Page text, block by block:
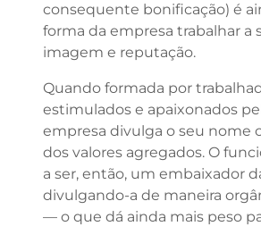
consequente bonificação) é
forma da empresa trabalhar a
imagem e reputação.
Quando formada por
estimulados e apaixonados
empresa divulga o seu nome
dos valores agregados. O
a ser, então, um embaixador
divulgando-a de maneira
— o que dá ainda mais peso